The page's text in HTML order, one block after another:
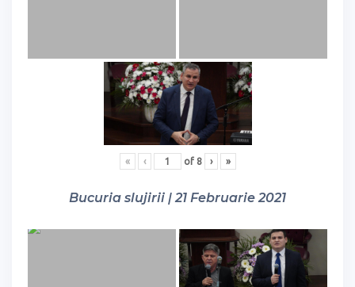
« ‹ of 8 › »
Bucuria slujirii | 21 Februarie 2021